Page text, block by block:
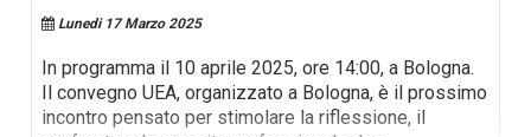
Lunedi 17 Marzo 2025
In programma il 10 aprile 2025, ore 14:00, a Bologna.
Il convegno UEA, organizzato a Bologna, è il prossimo
incontro pensato per stimolare la riflessione, il